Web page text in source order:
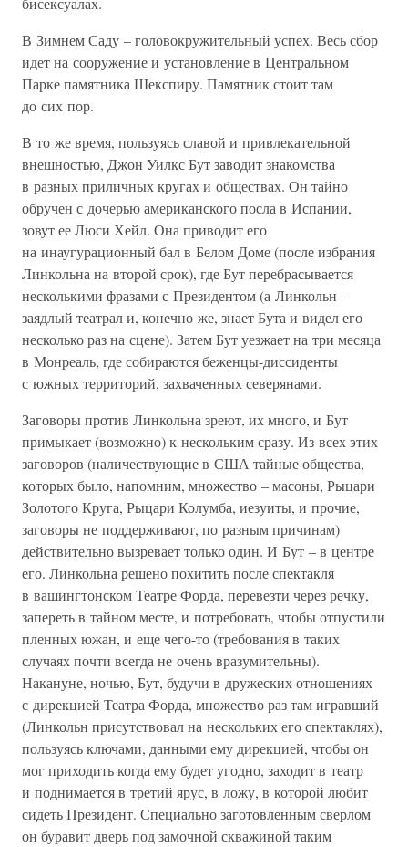
В Зимнем Саду – головокружительный успех. Весь сбор
идет на сооружение и установление в Центральном
Парке памятника Шекспиру. Памятник стоит там
до сих пор.
В то же время, пользуясь славой и привлекательной
внешностью, Джон Уилкс Бут заводит знакомства
в разных приличных кругах и обществах. Он тайно
обручен с дочерью американского посла в Испании,
зовут ее Люси Хейл. Она приводит его
на инаугурационный бал в Белом Доме (после избрания
Линкольна на второй срок), где Бут перебрасывается
несколькими фразами с Президентом (а Линкольн –
заядлый театрал и, конечно же, знает Бута и видел его
несколько раз на сцене). Затем Бут уезжает на три месяца
в Монреаль, где собираются беженцы-диссиденты
с южных территорий, захваченных северянами.
Заговоры против Линкольна зреют, их много, и Бут
примыкает (возможно) к нескольким сразу. Из всех этих
заговоров (наличествующие в США тайные общества,
которых было, напомним, множество – масоны, Рыцари
Золотого Круга, Рыцари Колумба, иезуиты, и прочие,
заговоры не поддерживают, по разным причинам)
действительно вызревает только один. И Бут – в центре
его. Линкольна решено похитить после спектакля
в вашингтонском Театре Форда, перевезти через речку,
запереть в тайном месте, и потребовать, чтобы отпустили
пленных южан, и еще чего-то (требования в таких
случаях почти всегда не очень вразумительны).
Накануне, ночью, Бут, будучи в дружеских отношениях
с дирекцией Театра Форда, множество раз там игравший
(Линкольн присутствовал на нескольких его спектаклях),
пользуясь ключами, данными ему дирекцией, чтобы он
мог приходить когда ему будет угодно, заходит в театр
и поднимается в третий ярус, в ложу, в которой любит
сидеть Президент. Специально заготовленным сверлом
он буравит дверь под замочной скважиной таким